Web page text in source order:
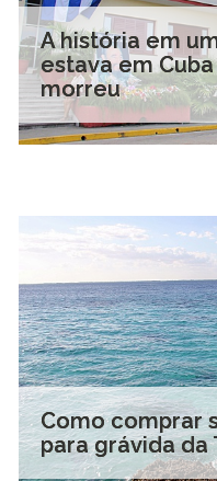
A história em
estava em
morreu
Como comprar
para grávida da